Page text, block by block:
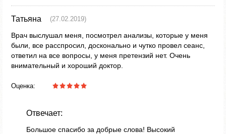
Татьяна (27.02.2019)
Врач выслушал меня, посмотрел анализы, которые у меня
были, все расспросил, досконально и чутко провел сеанс,
ответил на все вопросы, у меня претензий нет. Очень
внимательный и хороший доктор.
Оценка:
Отвечает:
Большое спасибо за добрые слова! Высокий